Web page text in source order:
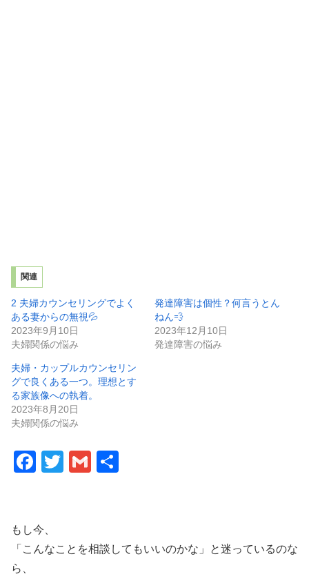
関連
2 夫婦カウンセリングでよく
ある妻からの無視💦
2023年9月10日
夫婦関係の悩み
発達障害は個性？何言うとん
ねん💨
2023年12月10日
発達障害の悩み
夫婦・カップルカウンセリン
グで良くある一つ。理想とす
る家族像への執着。
2023年8月20日
夫婦関係の悩み
F
e
b
T
G
もし今、
「こんなことを相談してもいいのかな」と迷っているのな
ら、